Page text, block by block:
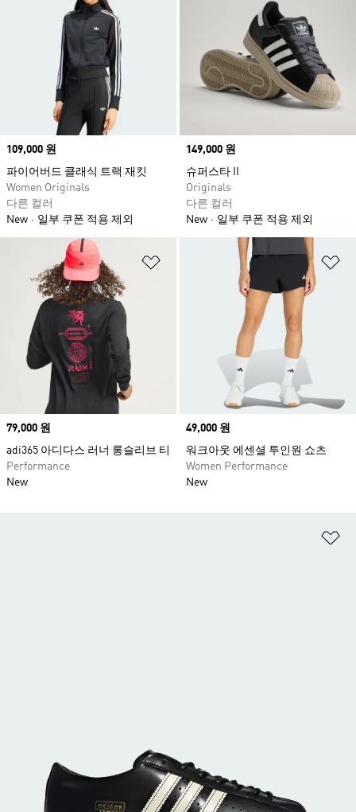
Price
109,000 원
파이어버드 클래식 트랙 재킷
Women Originals
다른 컬러
New
일부 쿠폰 적용 제외
Price
149,000 원
슈퍼스타 II
Originals
다른 컬러
New
일부 쿠폰 적용 제외
위시리스트 담기
Price
79,000 원
adi365 아디다스 러너 롱슬리브 티
Performance
New
Price
49,000 원
워크아웃 에센셜 투인원 쇼츠
Women Performance
New